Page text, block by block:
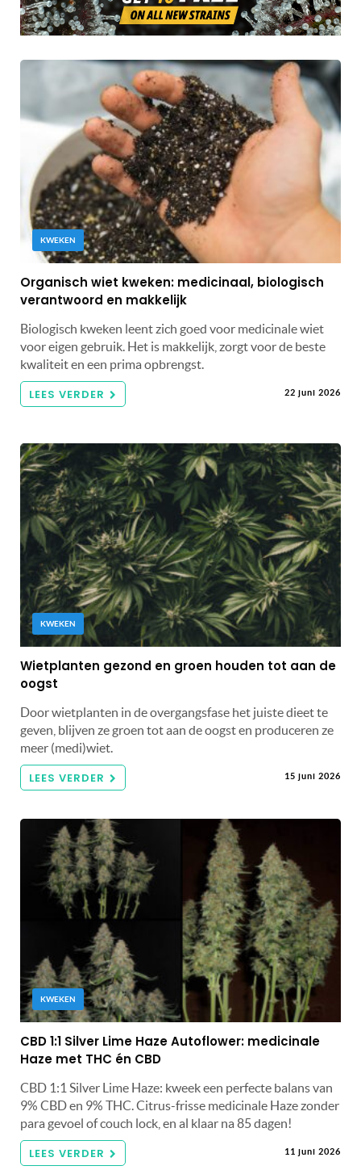
KWEKEN
Organisch wiet kweken: medicinaal, biologisch
verantwoord en makkelijk
Biologisch kweken leent zich goed voor medicinale wiet
voor eigen gebruik. Het is makkelijk, zorgt voor de beste
kwaliteit en een prima opbrengst.
LEES VERDER 22 juni 2026
KWEKEN
Wietplanten gezond en groen houden tot aan de
oogst
Door wietplanten in de overgangsfase het juiste dieet te
geven, blijven ze groen tot aan de oogst en produceren ze
meer (medi)wiet.
LEES VERDER 15 juni 2026
KWEKEN
CBD 1:1 Silver Lime Haze Autoflower: medicinale
Haze met THC én CBD
CBD 1:1 Silver Lime Haze: kweek een perfecte balans van
9% CBD en 9% THC. Citrus-frisse medicinale Haze zonder
para gevoel of couch lock, en al klaar na 85 dagen!
LEES VERDER 11 juni 2026